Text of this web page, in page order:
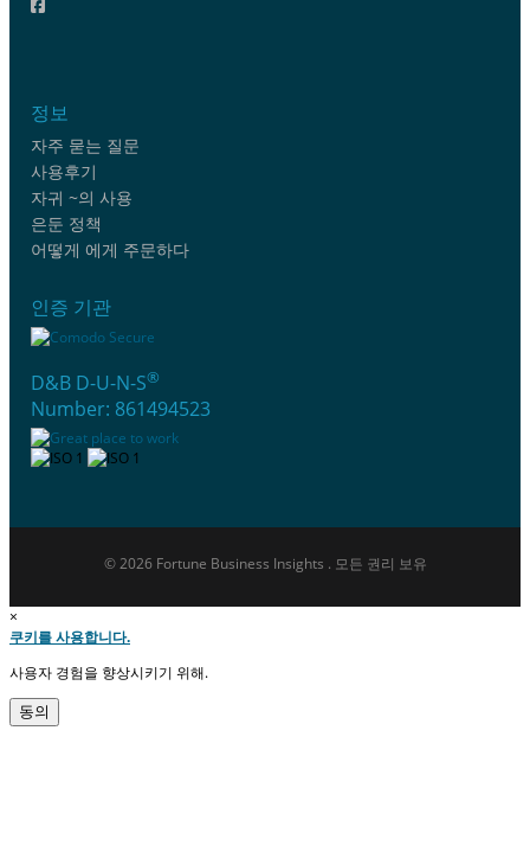
정보
자주 묻는 질문
사용후기
자귀 ~의 사용
은둔 정책
어떻게 에게 주문하다
인증 기관
D&B D-U-N-S®
Number: 861494523
© 2026 Fortune Business Insights . 모든 권리 보유
×
쿠키를 사용합니다.
사용자 경험을 향상시키기 위해.
동의